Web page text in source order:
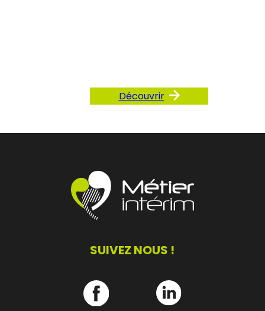
Découvrir
SUIVEZ NOUS !